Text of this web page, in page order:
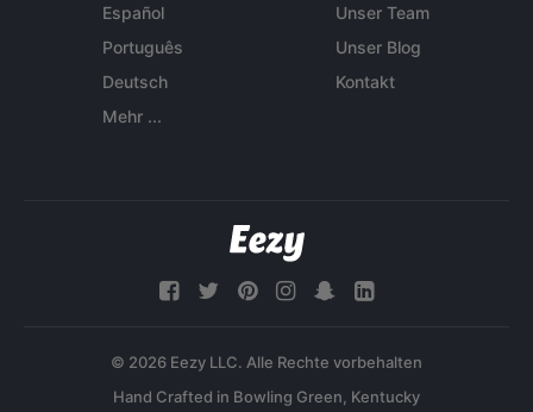
Español
Português
Deutsch
Mehr ...
Unser Team
Unser Blog
Kontakt
© 2026 Eezy LLC. Alle Rechte vorbehalten